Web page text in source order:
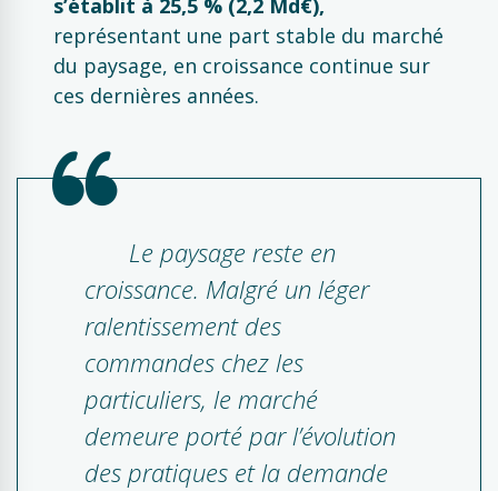
s’établit à 25,5 % (2,2 Md€),
représentant une part stable du marché
du paysage, en croissance continue sur
ces dernières années.
Le paysage reste en
croissance. Malgré un léger
ralentissement des
commandes chez les
particuliers, le marché
demeure porté par l’évolution
des pratiques et la demande